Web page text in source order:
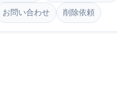
お問い合わせ 削除依頼